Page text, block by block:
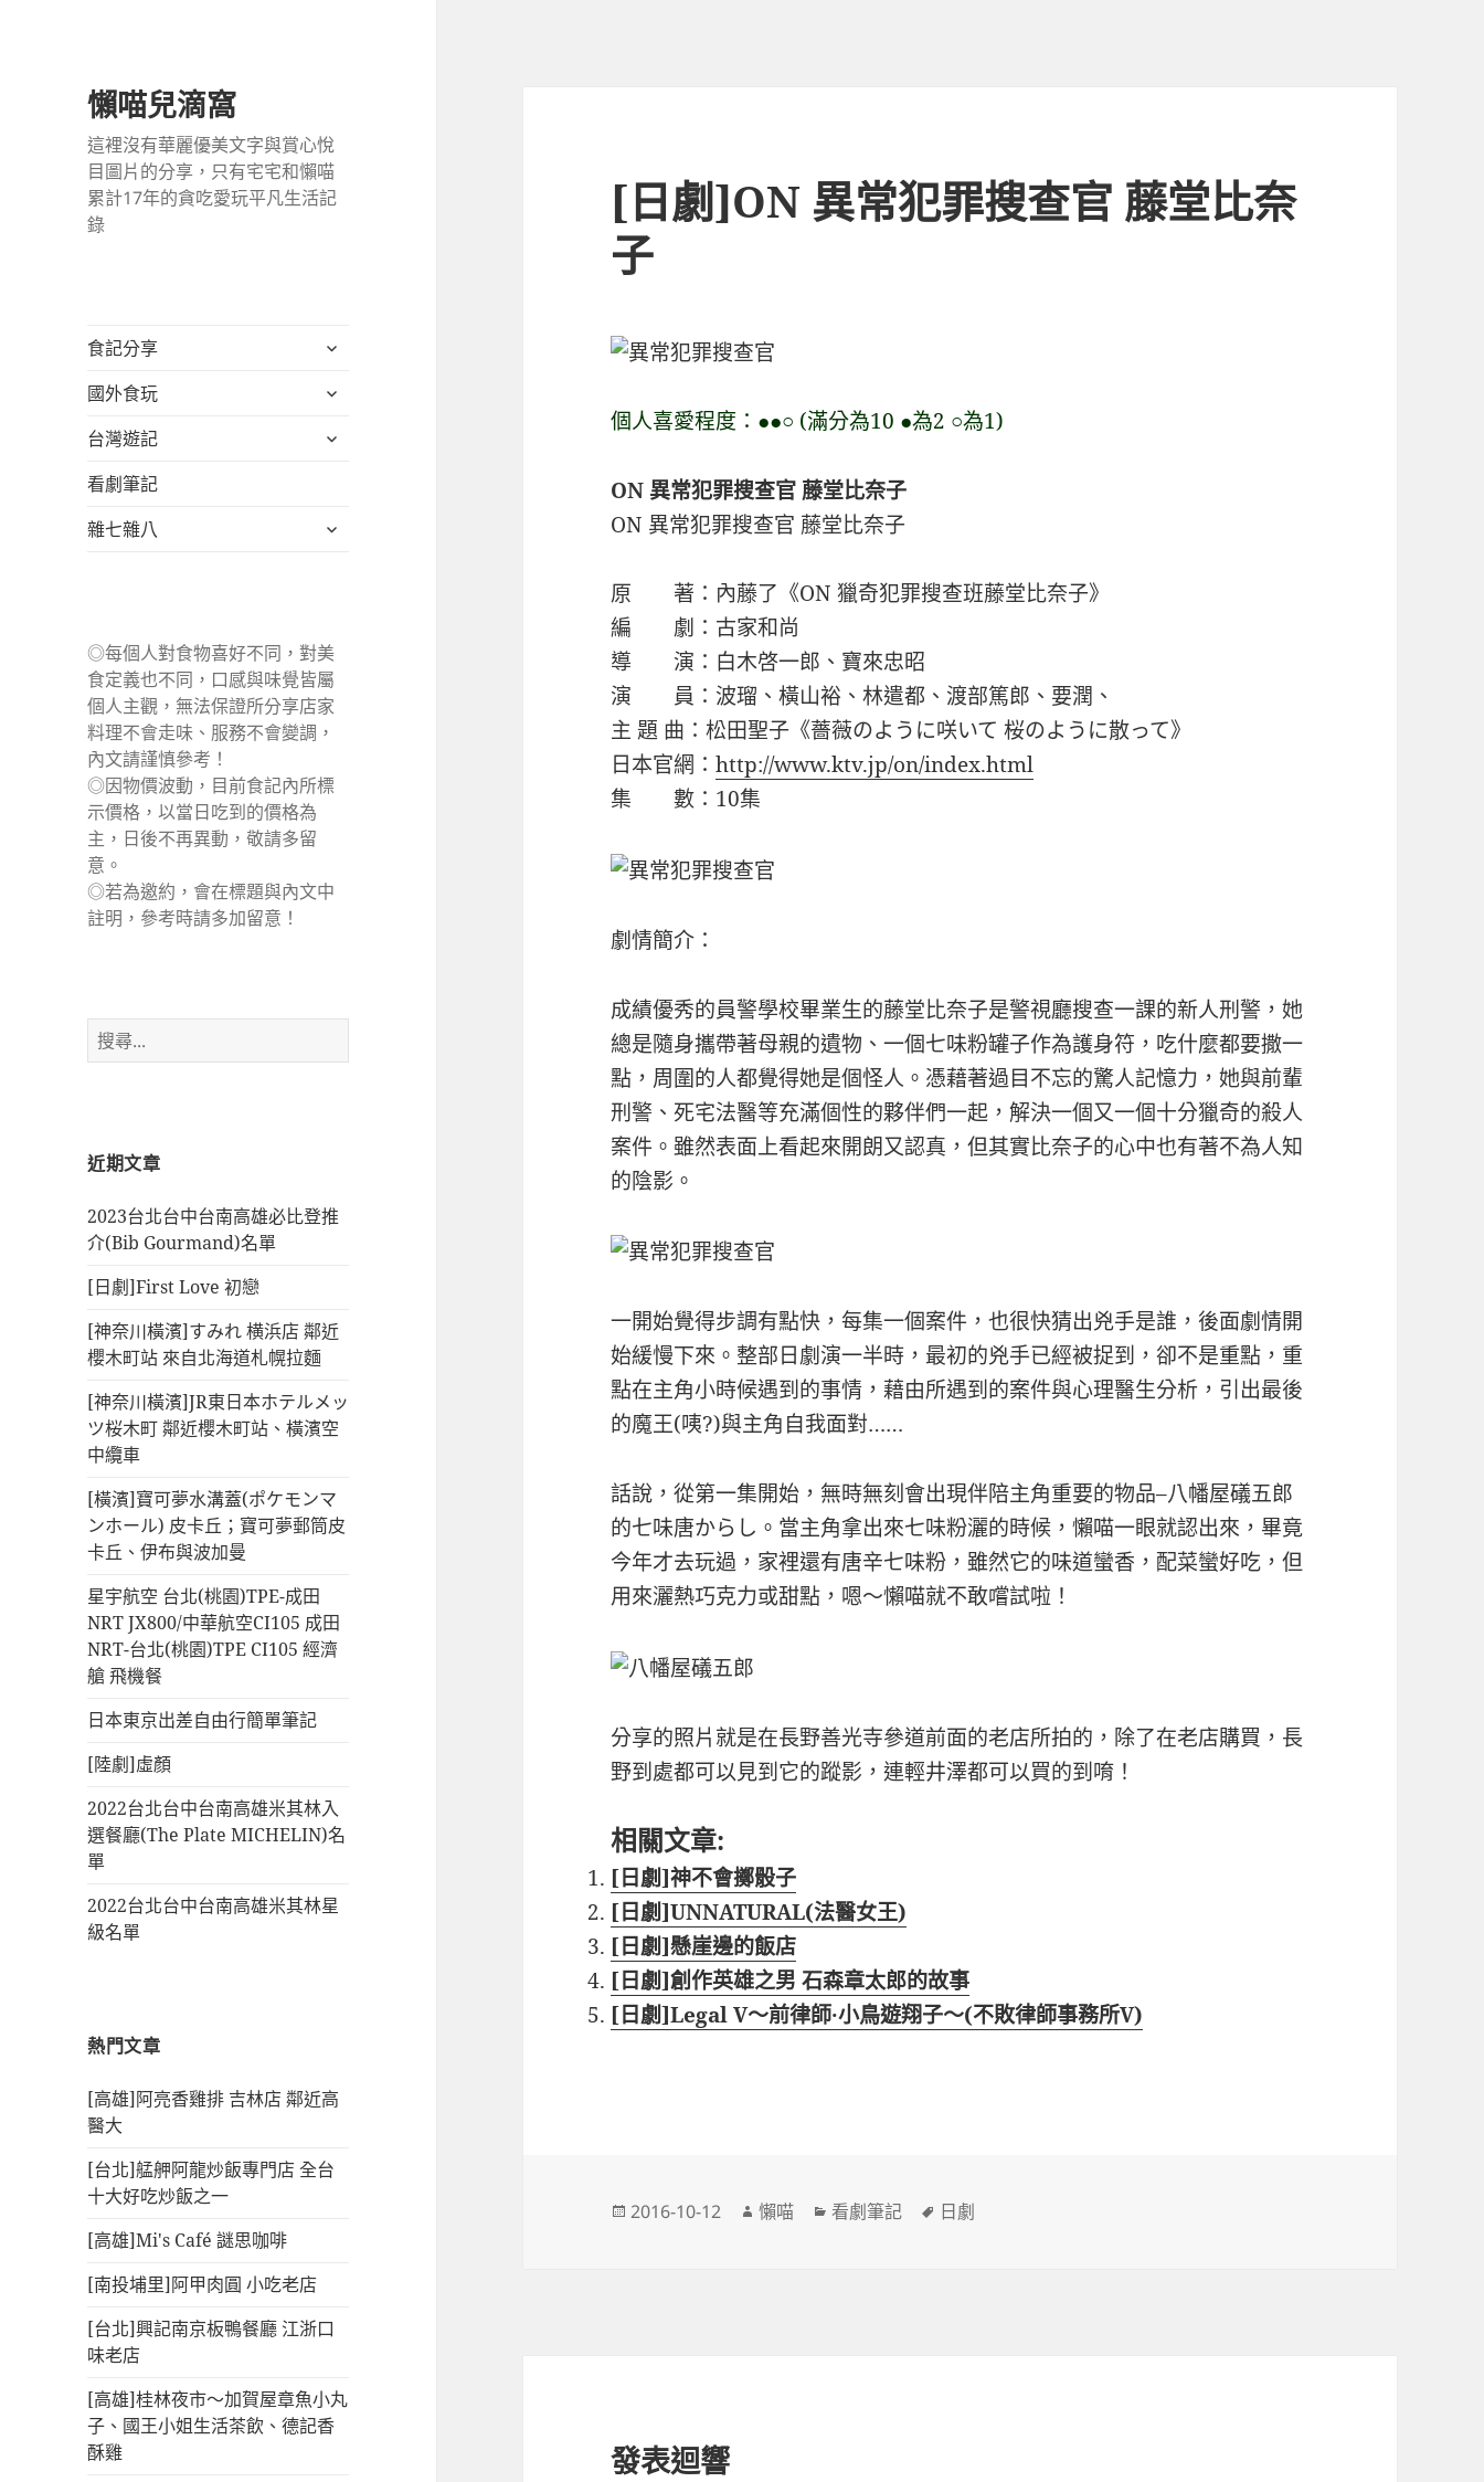
懶喵兒滴窩
這裡沒有華麗優美文字與賞心悅
目圖片的分享，只有宅宅和懶喵
累計17年的貪吃愛玩平凡生活記
錄
食記分享
展
子
單
國外食玩
展
子
台灣遊記
展
單
看劇筆記
雜七雜八
展
◎每個人對食物喜好不同，對美
食定義也不同，口感與味覺皆屬
個人主觀，無法保證所分享店家
料理不會走味、服務不會變調，
內文請謹慎參考！
◎因物價波動，目前食記內所標
示價格，以當日吃到的價格為
主，日後不再異動，敬請多留
意。
◎若為邀約，會在標題與內文中
註明，參考時請多加留意！
搜
尋
近期文章
2023台北台中台南高雄必比登推
介(Bib Gourmand)名單
[日劇]First Love 初戀
[神奈川橫濱]すみれ 横浜店 鄰近
櫻木町站 來自北海道札幌拉麵
[神奈川橫濱]JR東日本ホテルメッ
ツ桜木町 鄰近櫻木町站、橫濱空
中纜車
[橫濱]寶可夢水溝蓋(ポケモンマ
ンホール) 皮卡丘；寶可夢郵筒皮
卡丘、伊布與波加曼
星宇航空 台北(桃園)TPE-成田
NRT JX800/中華航空CI105 成田
NRT-台北(桃園)TPE CI105 經濟
艙 飛機餐
日本東京出差自由行簡單筆記
[陸劇]虛顏
2022台北台中台南高雄米其林入
選餐廳(The Plate MICHELIN)名
單
2022台北台中台南高雄米其林星
級名單
熱門文章
[高雄]阿亮香雞排 吉林店 鄰近高
醫大
[台北]艋舺阿龍炒飯專門店 全台
十大好吃炒飯之一
[高雄]Mi's Café 謎思咖啡
[南投埔里]阿甲肉圓 小吃老店
[台北]興記南京板鴨餐廳 江浙口
味老店
[高雄]桂林夜市～加賀屋章魚小丸
子、國王小姐生活茶飲、德記香
酥雞
[日劇]ON 異常犯罪搜查官 藤堂比奈
子
個人喜愛程度：●●○ (滿分為10 ●為2 ○為1)
ON 異常犯罪搜查官 藤堂比奈子
ON 異常犯罪搜查官 藤堂比奈子
原 著：內藤了《ON 獵奇犯罪搜查班藤堂比奈子》
編 劇：古家和尚
導 演：白木啓一郎、寶來忠昭
演 員：波瑠、橫山裕、林遣都、渡部篤郎、要潤、
主 題 曲：松田聖子《薔薇のように咲いて 桜のように散って》
日本官網：http://www.ktv.jp/on/index.html
集 數：10集
劇情簡介：
成績優秀的員警學校畢業生的藤堂比奈子是警視廳搜查一課的新人刑警，她
總是隨身攜帶著母親的遺物、一個七味粉罐子作為護身符，吃什麼都要撒一
點，周圍的人都覺得她是個怪人。憑藉著過目不忘的驚人記憶力，她與前輩
刑警、死宅法醫等充滿個性的夥伴們一起，解決一個又一個十分獵奇的殺人
案件。雖然表面上看起來開朗又認真，但其實比奈子的心中也有著不為人知
的陰影。
一開始覺得步調有點快，每集一個案件，也很快猜出兇手是誰，後面劇情開
始緩慢下來。整部日劇演一半時，最初的兇手已經被捉到，卻不是重點，重
點在主角小時候遇到的事情，藉由所遇到的案件與心理醫生分析，引出最後
的魔王(咦?)與主角自我面對……
話說，從第一集開始，無時無刻會出現伴陪主角重要的物品–八幡屋礒五郎
的七味唐からし。當主角拿出來七味粉灑的時候，懶喵一眼就認出來，畢竟
今年才去玩過，家裡還有唐辛七味粉，雖然它的味道蠻香，配菜蠻好吃，但
用來灑熱巧克力或甜點，嗯～懶喵就不敢嚐試啦！
分享的照片就是在長野善光寺參道前面的老店所拍的，除了在老店購買，長
野到處都可以見到它的蹤影，連輕井澤都可以買的到唷！
相關文章:
[日劇]神不會擲骰子
[日劇]UNNATURAL(法醫女王)
[日劇]懸崖邊的飯店
[日劇]創作英雄之男 石森章太郎的故事
[日劇]Legal V～前律師·小鳥遊翔子～(不敗律師事務所V)
發
2016-10-12
作
懶喵
分
看劇筆記
標
日劇
發表迴響